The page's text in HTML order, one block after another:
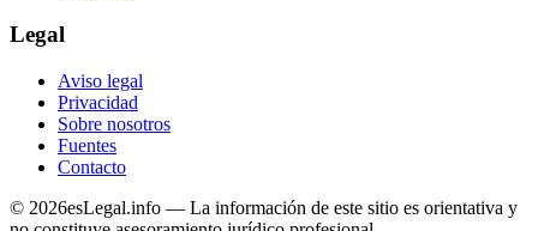
Legal
Aviso legal
Privacidad
Sobre nosotros
Fuentes
Contacto
© 2026esLegal.info — La información de este sitio es orientativa y